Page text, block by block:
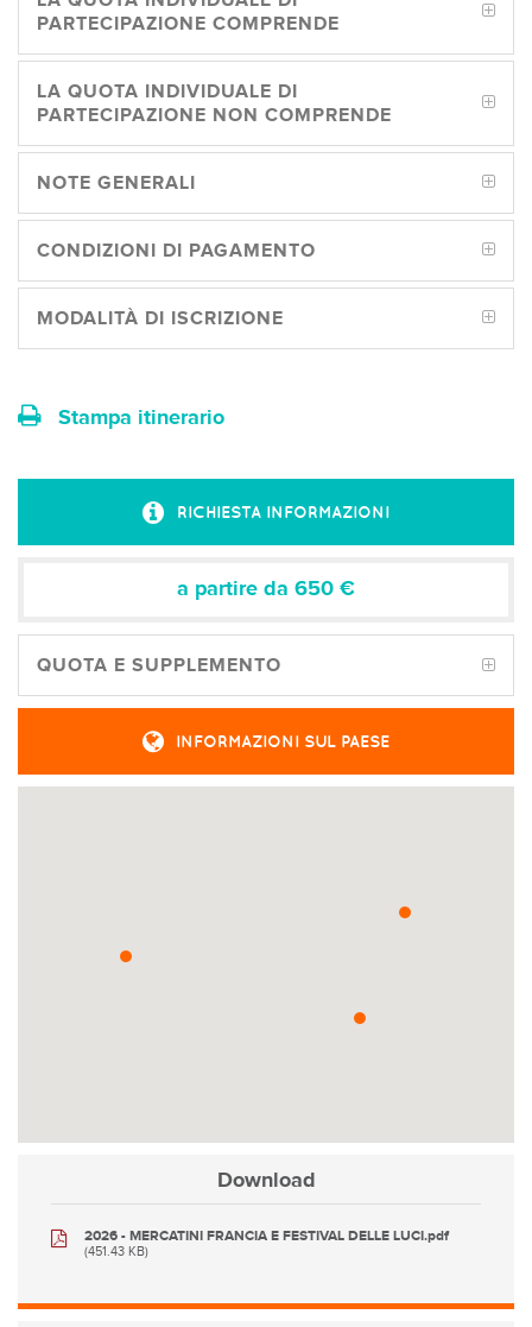
PARTECIPAZIONE COMPRENDE
LA QUOTA INDIVIDUALE DI
PARTECIPAZIONE NON COMPRENDE
NOTE GENERALI
CONDIZIONI DI PAGAMENTO
MODALITÀ DI ISCRIZIONE
Stampa itinerario
RICHIESTA INFORMAZIONI
a partire da 650 €
QUOTA E SUPPLEMENTO
INFORMAZIONI SUL PAESE
Download
2026 - MERCATINI FRANCIA E FESTIVAL DELLE LUCI.pdf
(451.43 KB)